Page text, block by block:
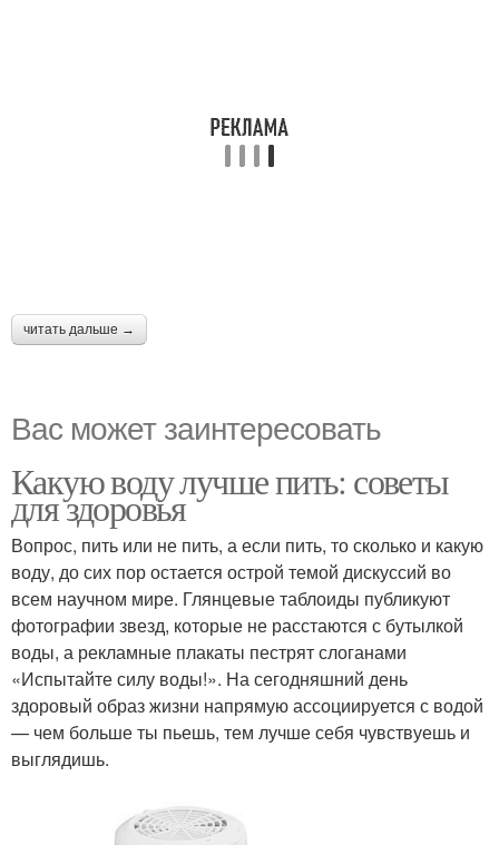
читать дальше →
Вас может заинтересовать
Какую воду лучше пить: советы
для здоровья
Вопрос, пить или не пить, а если пить, то сколько и какую
воду, до сих пор остается острой темой дискуссий во
всем научном мире. Глянцевые таблоиды публикуют
фотографии звезд, которые не расстаются с бутылкой
воды, а рекламные плакаты пестрят слоганами
«Испытайте силу воды!». На сегодняшний день
здоровый образ жизни напрямую ассоциируется с водой
— чем больше ты пьешь, тем лучше себя чувствуешь и
выглядишь.